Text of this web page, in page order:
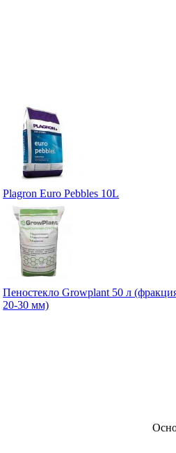
Plagron Euro Pebbles 10L
Пеностекло Growplant 50 л
20-30 мм)